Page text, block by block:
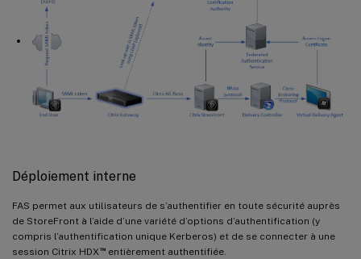
Déploiement interne
FAS permet aux utilisateurs de s’authentifier en toute sécurité auprès
de StoreFront à l’aide d’une variété d’options d’authentification (y
compris l’authentification unique Kerberos) et de se connecter à une
session Citrix HDX™entièrement authentifiée.